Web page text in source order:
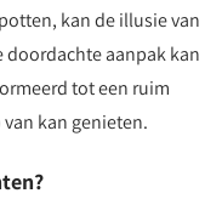
kan de illusie van
doordachte aanpak kan
tot een ruim
kan genieten.